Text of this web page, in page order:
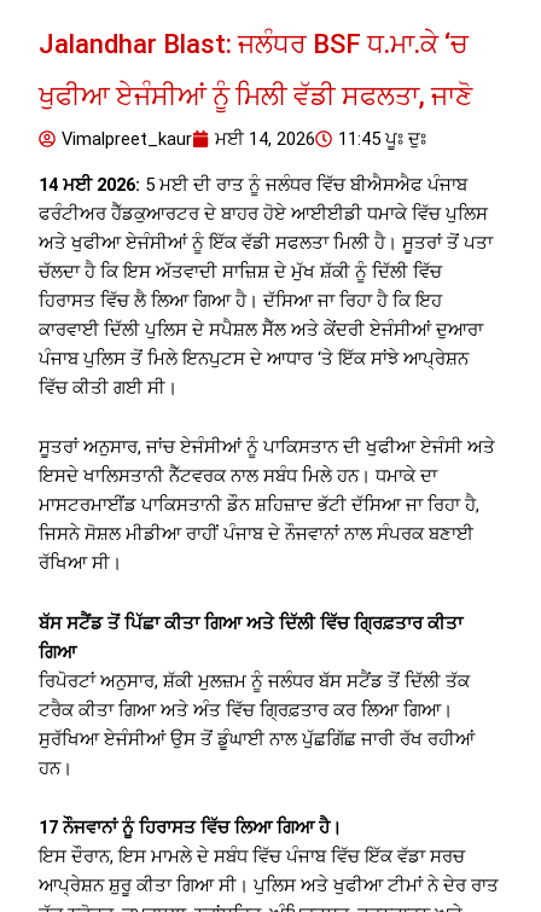
Jalandhar Blast: ਜਲੰਧਰ BSF ਧ.ਮਾ.ਕੇ ‘ਚ
ਖੁਫੀਆ ਏਜੰਸੀਆਂ ਨੂੰ ਮਿਲੀ ਵੱਡੀ ਸਫਲਤਾ, ਜਾਣੋ
Vimalpreet_kaur ਮਈ 14, 2026 11:45 ਪੂਃ ਦੁਃ
14 ਮਈ 2026: 5 ਮਈ ਦੀ ਰਾਤ ਨੂੰ ਜਲੰਧਰ ਵਿੱਚ ਬੀਐਸਐਫ ਪੰਜਾਬ
ਫਰੰਟੀਅਰ ਹੈੱਡਕੁਆਰਟਰ ਦੇ ਬਾਹਰ ਹੋਏ ਆਈਈਡੀ ਧਮਾਕੇ ਵਿੱਚ ਪੁਲਿਸ
ਅਤੇ ਖੁਫੀਆ ਏਜੰਸੀਆਂ ਨੂੰ ਇੱਕ ਵੱਡੀ ਸਫਲਤਾ ਮਿਲੀ ਹੈ। ਸੂਤਰਾਂ ਤੋਂ ਪਤਾ
ਚੱਲਦਾ ਹੈ ਕਿ ਇਸ ਅੱਤਵਾਦੀ ਸਾਜ਼ਿਸ਼ ਦੇ ਮੁੱਖ ਸ਼ੱਕੀ ਨੂੰ ਦਿੱਲੀ ਵਿੱਚ
ਹਿਰਾਸਤ ਵਿੱਚ ਲੈ ਲਿਆ ਗਿਆ ਹੈ। ਦੱਸਿਆ ਜਾ ਰਿਹਾ ਹੈ ਕਿ ਇਹ
ਕਾਰਵਾਈ ਦਿੱਲੀ ਪੁਲਿਸ ਦੇ ਸਪੈਸ਼ਲ ਸੈੱਲ ਅਤੇ ਕੇਂਦਰੀ ਏਜੰਸੀਆਂ ਦੁਆਰਾ
ਪੰਜਾਬ ਪੁਲਿਸ ਤੋਂ ਮਿਲੇ ਇਨਪੁਟਸ ਦੇ ਆਧਾਰ ‘ਤੇ ਇੱਕ ਸਾਂਝੇ ਆਪ੍ਰੇਸ਼ਨ
ਵਿੱਚ ਕੀਤੀ ਗਈ ਸੀ।
ਸੂਤਰਾਂ ਅਨੁਸਾਰ, ਜਾਂਚ ਏਜੰਸੀਆਂ ਨੂੰ ਪਾਕਿਸਤਾਨ ਦੀ ਖੁਫੀਆ ਏਜੰਸੀ ਅਤੇ
ਇਸਦੇ ਖਾਲਿਸਤਾਨੀ ਨੈੱਟਵਰਕ ਨਾਲ ਸਬੰਧ ਮਿਲੇ ਹਨ। ਧਮਾਕੇ ਦਾ
ਮਾਸਟਰਮਾਈਂਡ ਪਾਕਿਸਤਾਨੀ ਡੌਨ ਸ਼ਹਿਜ਼ਾਦ ਭੱਟੀ ਦੱਸਿਆ ਜਾ ਰਿਹਾ ਹੈ,
ਜਿਸਨੇ ਸੋਸ਼ਲ ਮੀਡੀਆ ਰਾਹੀਂ ਪੰਜਾਬ ਦੇ ਨੌਜਵਾਨਾਂ ਨਾਲ ਸੰਪਰਕ ਬਣਾਈ
ਰੱਖਿਆ ਸੀ।
ਬੱਸ ਸਟੈਂਡ ਤੋਂ ਪਿੱਛਾ ਕੀਤਾ ਗਿਆ ਅਤੇ ਦਿੱਲੀ ਵਿੱਚ ਗ੍ਰਿਫ਼ਤਾਰ ਕੀਤਾ
ਗਿਆ
ਰਿਪੋਰਟਾਂ ਅਨੁਸਾਰ, ਸ਼ੱਕੀ ਮੁਲਜ਼ਮ ਨੂੰ ਜਲੰਧਰ ਬੱਸ ਸਟੈਂਡ ਤੋਂ ਦਿੱਲੀ ਤੱਕ
ਟਰੈਕ ਕੀਤਾ ਗਿਆ ਅਤੇ ਅੰਤ ਵਿੱਚ ਗ੍ਰਿਫ਼ਤਾਰ ਕਰ ਲਿਆ ਗਿਆ।
ਸੁਰੱਖਿਆ ਏਜੰਸੀਆਂ ਉਸ ਤੋਂ ਡੂੰਘਾਈ ਨਾਲ ਪੁੱਛਗਿੱਛ ਜਾਰੀ ਰੱਖ ਰਹੀਆਂ
ਹਨ।
17 ਨੌਜਵਾਨਾਂ ਨੂੰ ਹਿਰਾਸਤ ਵਿੱਚ ਲਿਆ ਗਿਆ ਹੈ।
ਇਸ ਦੌਰਾਨ, ਇਸ ਮਾਮਲੇ ਦੇ ਸਬੰਧ ਵਿੱਚ ਪੰਜਾਬ ਵਿੱਚ ਇੱਕ ਵੱਡਾ ਸਰਚ
ਆਪ੍ਰੇਸ਼ਨ ਸ਼ੁਰੂ ਕੀਤਾ ਗਿਆ ਸੀ। ਪੁਲਿਸ ਅਤੇ ਖੁਫੀਆ ਟੀਮਾਂ ਨੇ ਦੇਰ ਰਾਤ